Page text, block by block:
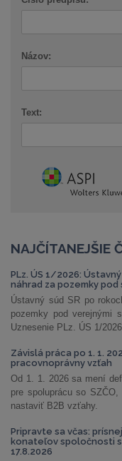
Názov:
Text:
NAJČÍTANEJŠIE
PLz. ÚS 1/2026:
náhrad za pozemky pod
Ústavný súd SR po
pozemky pod verejnými
Uznesenie PLz. ÚS 1/
Závislá práca po 1. 1.
pracovnoprávny vzťah
Od 1. 1. 2026 sa mení
pre spoluprácu so
nastaviť B2B vzťahy.
Pripravte sa včas:
konateľov spoločnosti
17.8.2026